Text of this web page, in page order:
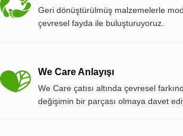
Geri dönüştürülmüş malzemelerle
çevresel fayda ile buluşturuyoruz.
We Care Anlayışı
We Care çatısı altında çevresel
değişimin bir parçası olmaya davet